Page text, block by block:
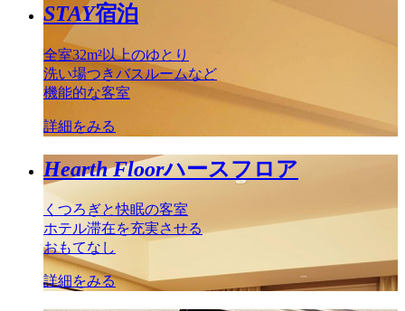
STAY宿泊
全室32m²以上のゆとり
洗い場つきバスルームなど
機能的な客室
詳細をみる
Hearth Floorハースフロア
くつろぎと快眠の客室
ホテル滞在を充実させる
おもてなし
詳細をみる